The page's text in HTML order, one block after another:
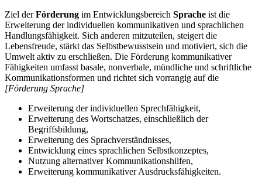
Ziel derFörderung im Entwicklungsbereich Sprache ist die
Erweiterung der individuellen kommunikativen und sprachlichen
Handlungsfähigkeit. Sich anderen mitzuteilen, steigert die
Lebensfreude, stärkt das Selbstbewusstsein und motiviert, sich die
Umwelt aktiv zu erschließen. Die Förderung kommunikativer
Fähigkeiten umfasst basale, nonverbale, mündliche und schriftliche
Kommunikationsformen und richtet sich vorrangig auf die
[Förderung Sprache]
Erweiterung der individuellen Sprechfähigkeit,
Erweiterung des Wortschatzes, einschließlich der
Begriffsbildung,
Erweiterung des Sprachverständnisses,
Entwicklung eines sprachlichen Selbstkonzeptes,
Nutzung alternativer Kommunikationshilfen,
Erweiterung kommunikativer Ausdrucksfähigkeiten.